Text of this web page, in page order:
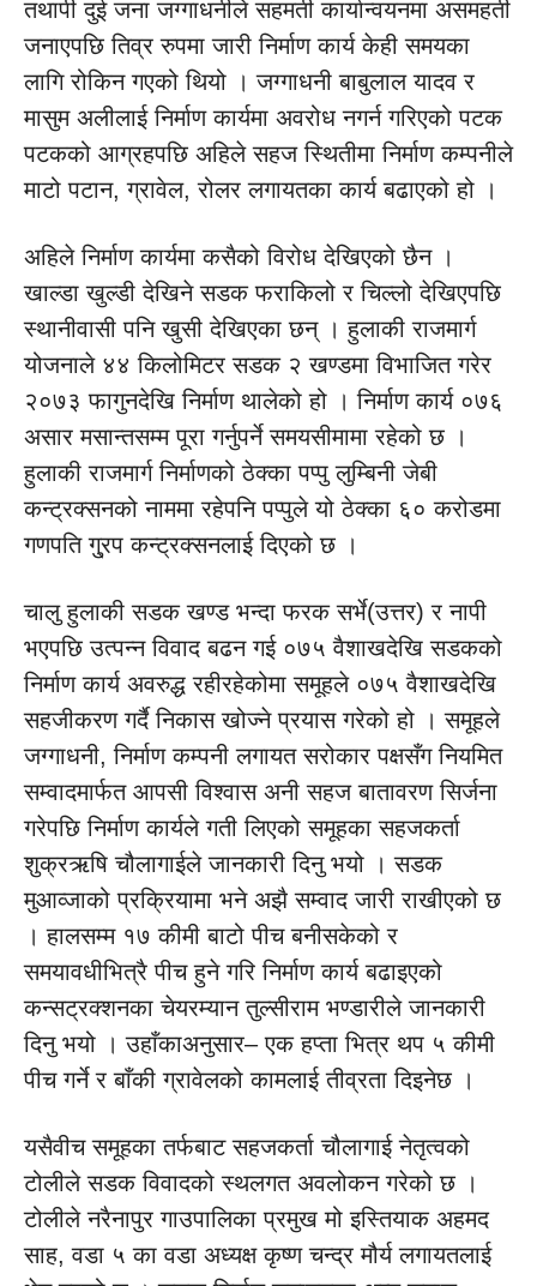
तथापी दुई जना जग्गाधनीले सहमती कार्यान्वयनमा असमहती
जनाएपछि तिव्र रुपमा जारी निर्माण कार्य केही समयका
लागि रोकिन गएको थियो । जग्गाधनी बाबुलाल यादव र
मासुम अलीलाई निर्माण कार्यमा अवरोध नगर्न गरिएको पटक
पटकको आग्रहपछि अहिले सहज स्थितीमा निर्माण कम्पनीले
माटो पटान, ग्रावेल, रोलर लगायतका कार्य बढाएको हो ।
अहिले निर्माण कार्यमा कसैको विरोध देखिएको छैन ।
खाल्डा खुल्डी देखिने सडक फराकिलो र चिल्लो देखिएपछि
स्थानीवासी पनि खुसी देखिएका छन् । हुलाकी राजमार्ग
योजनाले ४४ किलोमिटर सडक २ खण्डमा विभाजित गरेर
२०७३ फागुनदेखि निर्माण थालेको हो । निर्माण कार्य ०७६
असार मसान्तसम्म पूरा गर्नुपर्ने समयसीमामा रहेको छ ।
हुलाकी राजमार्ग निर्माणको ठेक्का पप्पु लुम्बिनी जेबी
कन्ट्रक्सनको नाममा रहेपनि पप्पुले यो ठेक्का ६० करोडमा
गणपति गु्रप कन्ट्रक्सनलाई दिएको छ ।
चालु हुलाकी सडक खण्ड भन्दा फरक सर्भे(उत्तर) र नापी
भएपछि उत्पन्न विवाद बढन गई ०७५ वैशाखदेखि सडकको
निर्माण कार्य अवरुद्ध रहीरहेकोमा समूहले ०७५ वैशाखदेखि
सहजीकरण गर्दै निकास खोज्ने प्रयास गरेको हो । समूहले
जग्गाधनी, निर्माण कम्पनी लगायत सरोकार पक्षसँग नियमित
सम्वादमार्फत आपसी विश्वास अनी सहज बातावरण सिर्जना
गरेपछि निर्माण कार्यले गती लिएको समूहका सहजकर्ता
शुक्रऋषि चौलागाईले जानकारी दिनु भयो । सडक
मुआव्जाको प्रक्रियामा भने अझै सम्वाद जारी राखीएको छ
। हालसम्म १७ कीमी बाटो पीच बनीसकेको र
समयावधीभित्रै पीच हुने गरि निर्माण कार्य बढाइएको
कन्सट्रक्शनका चेयरम्यान तुल्सीराम भण्डारीले जानकारी
दिनु भयो । उहाँकाअनुसार– एक हप्ता भित्र थप ५ कीमी
पीच गर्ने र बाँकी ग्रावेलको कामलाई तीव्रता दिइनेछ ।
यसैवीच समूहका तर्फबाट सहजकर्ता चौलागाई नेतृत्वको
टोलीले सडक विवादको स्थलगत अवलोकन गरेको छ ।
टोलीले नरैनापुर गाउपालिका प्रमुख मो इस्तियाक अहमद
साह, वडा ५ का वडा अध्यक्ष कृष्ण चन्द्र मौर्य लगायतलाई